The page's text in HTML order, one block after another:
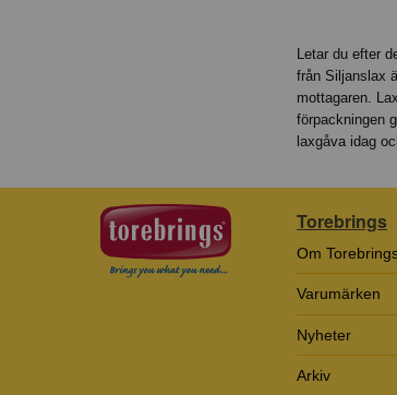
Letar du efter
från Siljanslax
mottagaren.
förpackningen
laxgåva idag
Torebrings
Om
Varumärken
Nyheter
Arkiv